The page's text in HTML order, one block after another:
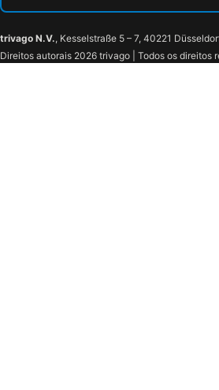
trivago N.V., Kesselstraße 5 – 7, 40221
Direitos autorais 2026 trivago | Todos os direitos